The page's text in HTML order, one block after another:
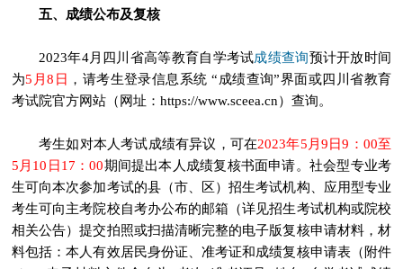
五、成绩公布及复核
2023年4月四川省高等教育自学考试成绩查询预计开放时间
为5月8日 ，请考生登录信息系统 “成绩查询”界面或四川省教育
考试院官方网站（网址：https://www.sceea.cn）查询。
考生如对本人考试成绩有异议，可在2023年5月9日9：00至
5月10日17：00期间提出本人成绩复核书面申请。社会型专业考
生可向本次参加考试的县（市、区）招生考试机构、应用型专业
考生可向主考院校自考办公布的邮箱（详见招生考试机构或院校
相关公告）提交拍照或扫描清晰完整的电子版复核申请材料，材
料包括：本人有效居民身份证、准考证和成绩复核申请表（附件